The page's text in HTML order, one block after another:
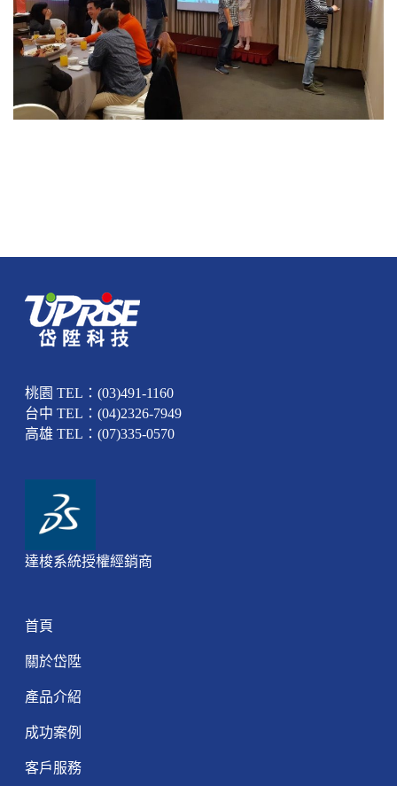
桃園 TEL：(03)491-1160
台中 TEL：(04)2326-7949
高雄 TEL：(07)335-0570
達梭系統授權經銷商
首頁
關於岱陞
產品介紹
成功案例
客戶服務